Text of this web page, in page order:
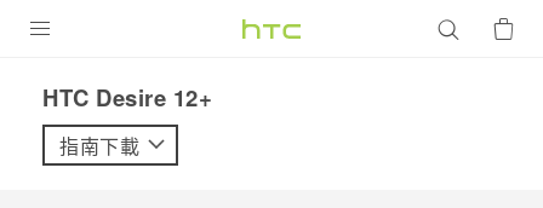
VIVE
HTC Desire 12+‎
指南下載